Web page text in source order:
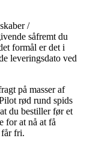
/
såfremt du
formål er det i
leveringsdato ved
på masser af
rød rund spids
du bestiller før et
for at nå at få
får fri.